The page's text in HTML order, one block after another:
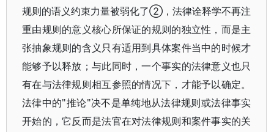
规则的语义约束力量被弱化了②，法律诠释学不再注
重由规则的意义核心所保证的规则的独立性，而是主
张抽象规则的含义只有适用到具体案件当中的时候才
能够予以释放；与此同时，一个事实的法律意义也只
有在与法律规则相互参照的情况下，才能予以确定。
法律中的"推论"决不是单纯地从法律规则或法律事实
开始的，它反而是法官在对法律规则和案件事实的关